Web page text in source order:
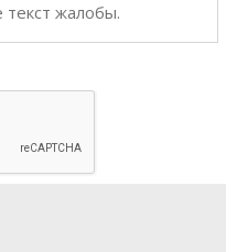
жалобы.